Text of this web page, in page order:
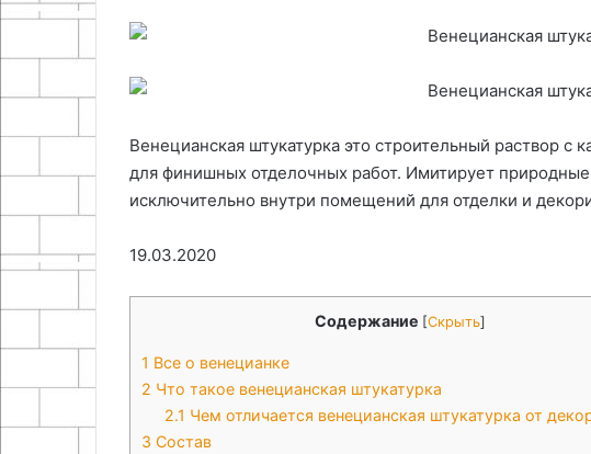
Венецианская штукатурка это строительный раствор
для финишных отделочных работ. Имитирует
исключительно внутри помещений для отделки и
19.03.2020
Содержание [Скрыть]
1 Все о венецианке
2 Что такое венецианская штукатурка
2.1 Чем отличается венецианская штукатурка от
3 Состав
Организация хранения на
балконе: идеи и решения
Принципы работы и
Харченко